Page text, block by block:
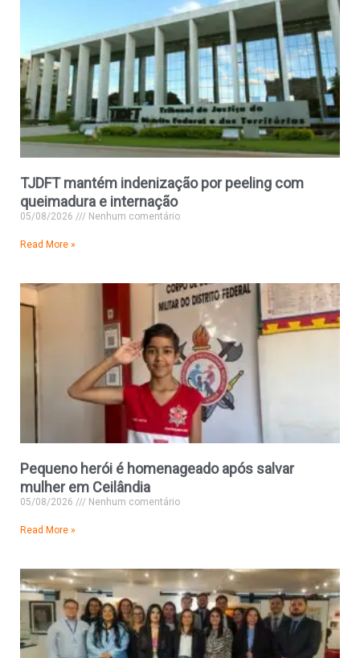
TJDFT mantém indenização por peeling com
queimadura e internação
05/08/2026 Nenhum comentário
Read More »
Pequeno herói é homenageado após salvar
mulher em Ceilândia
05/08/2026 Nenhum comentário
Read More »